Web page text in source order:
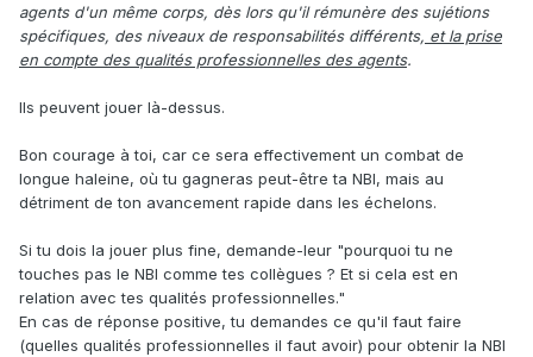
agents d'un même corps, dès lors qu'il rémunère des sujétions
spécifiques, des niveaux de responsabilités différents, et la prise
en compte des qualités professionnelles des agents.
Ils peuvent jouer là-dessus.
Bon courage à toi, car ce sera effectivement un combat de
longue haleine, où tu gagneras peut-être ta NBI, mais au
détriment de ton avancement rapide dans les échelons.
Si tu dois la jouer plus fine, demande-leur "pourquoi tu ne
touches pas le NBI comme tes collègues ? Et si cela est en
relation avec tes qualités professionnelles."
En cas de réponse positive, tu demandes ce qu'il faut faire
(quelles qualités professionnelles il faut avoir) pour obtenir la NBI